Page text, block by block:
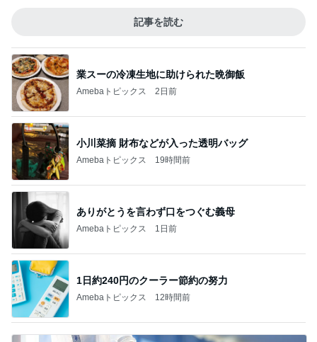
記事を読む
業スーの冷凍生地に助けられた晩御飯
Amebaトピックス 2日前
小川菜摘 財布などが入った透明バッグ
Amebaトピックス 19時間前
ありがとうを言わず口をつぐむ義母
Amebaトピックス 1日前
1日約240円のクーラー節約の努力
Amebaトピックス 12時間前